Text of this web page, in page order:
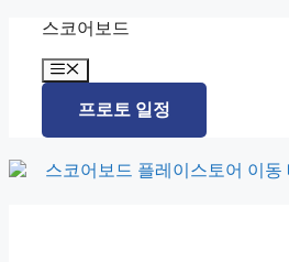
content
스코어보드
Menu
프로토 일정